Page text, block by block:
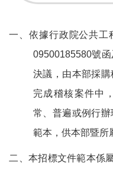
一、依據行政院公共工
09500185580號
決議，由本部採
完成稽核案件中
常、普遍或例行
範本，供本部暨所
二、本招標文件範本係